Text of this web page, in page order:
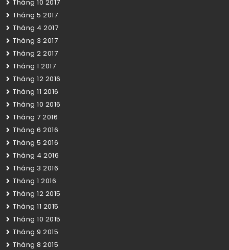
Tháng 10 2017
Tháng 5 2017
Tháng 4 2017
Tháng 3 2017
Tháng 2 2017
Tháng 1 2017
Tháng 12 2016
Tháng 11 2016
Tháng 10 2016
Tháng 7 2016
Tháng 6 2016
Tháng 5 2016
Tháng 4 2016
Tháng 3 2016
Tháng 1 2016
Tháng 12 2015
Tháng 11 2015
Tháng 10 2015
Tháng 9 2015
Tháng 8 2015